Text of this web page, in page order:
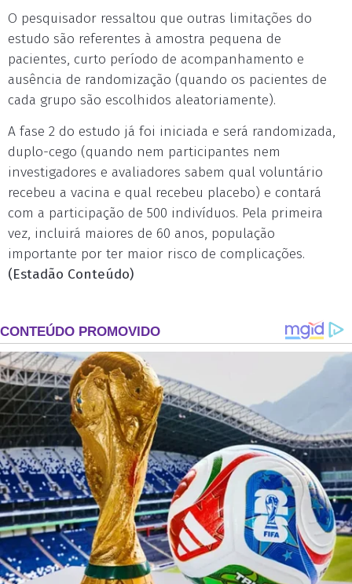
O pesquisador ressaltou que outras limitações do
estudo são referentes à amostra pequena de
pacientes, curto período de acompanhamento e
ausência de randomização (quando os pacientes de
cada grupo são escolhidos aleatoriamente).
A fase 2 do estudo já foi iniciada e será randomizada,
duplo-cego (quando nem participantes nem
investigadores e avaliadores sabem qual voluntário
recebeu a vacina e qual recebeu placebo) e contará
com a participação de 500 indivíduos. Pela primeira
vez, incluirá maiores de 60 anos, população
importante por ter maior risco de complicações.
(Estadão Conteúdo)